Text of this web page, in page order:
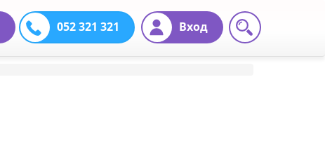
Вход
052 321 321